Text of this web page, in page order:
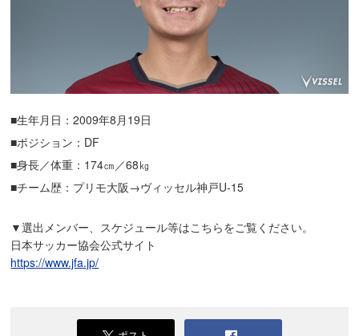
■生年月日：2009年8月19日
■ポジション：DF
■身長／体重：174㎝／68㎏
■チーム歴：プリモ大阪→ヴィッセル神戸U-15
▼選出メンバー、スケジュール等はこちらをご覧ください。
日本サッカー協会公式サイト
https://www.jfa.jp/